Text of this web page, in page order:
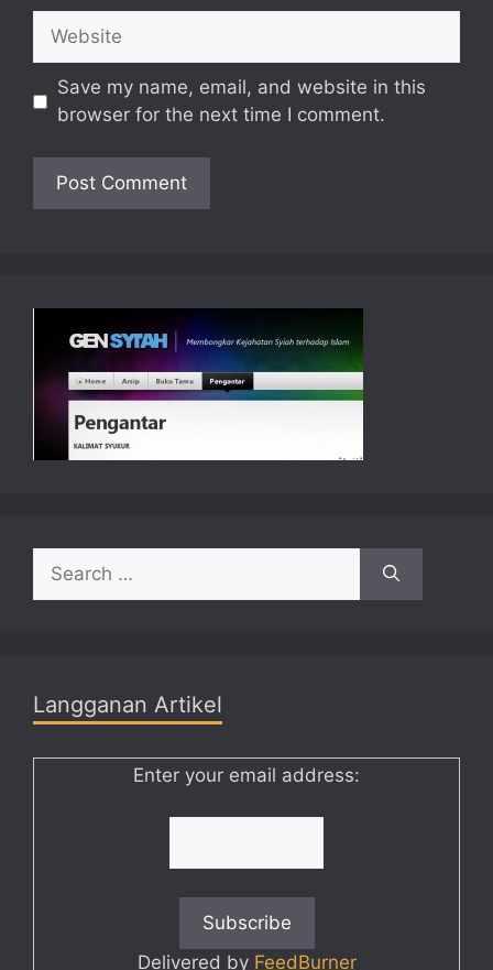
Website
Save my name, email, and website in this
browser for the next time I comment.
for:
Langganan Artikel
Enter your email address:
Delivered by FeedBurner